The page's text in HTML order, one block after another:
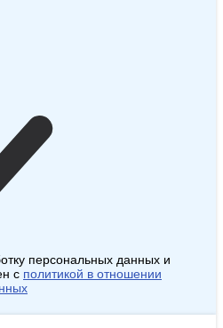
персональных данных и
с политикой в отношении